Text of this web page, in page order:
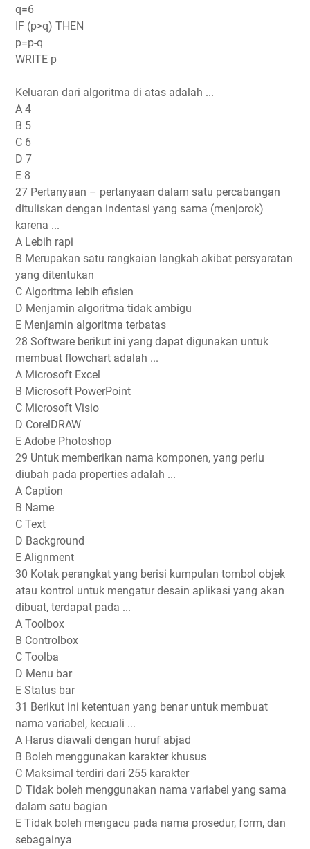
q=6
IF (p>q) THEN
p=p-q
WRITE p
Keluaran dari algoritma di atas adalah ...
A 4
B 5
C 6
D 7
E 8
27 Pertanyaan – pertanyaan dalam satu percabangan
dituliskan dengan indentasi yang sama (menjorok)
karena ...
A Lebih rapi
B Merupakan satu rangkaian langkah akibat persyaratan
yang ditentukan
C Algoritma lebih efisien
D Menjamin algoritma tidak ambigu
E Menjamin algoritma terbatas
28 Software berikut ini yang dapat digunakan untuk
membuat flowchart adalah ...
A Microsoft Excel
B Microsoft PowerPoint
C Microsoft Visio
D CorelDRAW
E Adobe Photoshop
29 Untuk memberikan nama komponen, yang perlu
diubah pada properties adalah ...
A Caption
B Name
C Text
D Background
E Alignment
30 Kotak perangkat yang berisi kumpulan tombol objek
atau kontrol untuk mengatur desain aplikasi yang akan
dibuat, terdapat pada ...
A Toolbox
B Controlbox
C Toolba
D Menu bar
E Status bar
31 Berikut ini ketentuan yang benar untuk membuat
nama variabel, kecuali ...
A Harus diawali dengan huruf abjad
B Boleh menggunakan karakter khusus
C Maksimal terdiri dari 255 karakter
D Tidak boleh menggunakan nama variabel yang sama
dalam satu bagian
E Tidak boleh mengacu pada nama prosedur, form, dan
sebagainya